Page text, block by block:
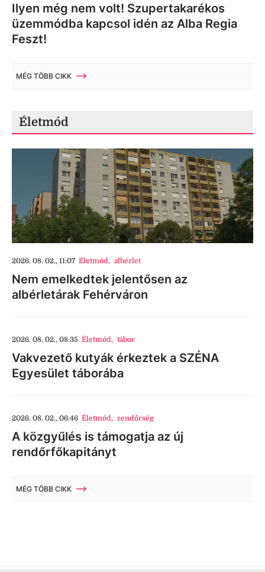
Ilyen még nem volt! Szupertakarékos
üzemmódba kapcsol idén az Alba Regia
Feszt!
MÉG TÖBB CIKK
Életmód
2026. 08. 02., 11:07 Életmód, albérlet
Nem emelkedtek jelentősen az
albérletárak Fehérváron
2026. 08. 02., 08:35 Életmód, tábor
Vakvezető kutyák érkeztek a SZÉNA
Egyesület táborába
2026. 08. 02., 06:46 Életmód, rendőrség
A közgyűlés is támogatja az új
rendőrfőkapitányt
MÉG TÖBB CIKK